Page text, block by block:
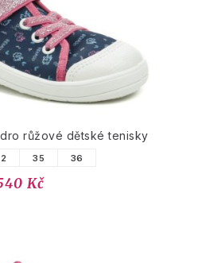
růžové dětské tenisky
35 36
Kč